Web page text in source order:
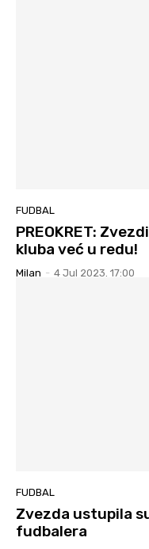
FUDBAL
PREOKRET:
kluba već u redu!
Milan - 4 Jul 2023. 17:00
FUDBAL
Zvezda ustupila
fudbalera